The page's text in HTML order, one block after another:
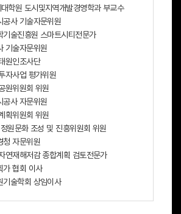
대학원 도시및지역개발경영학과 부교수
공사 기술자문위원
기술진흥원 스마트시티전문가
기술자문위원
원인조사단
자사업 평가위원
원위원회 위원
공사 자문위원
획위원회 위원
원문화 조성 및 진흥위원회 위원
청 자문위원
연재해저감 종합계획 검토전문가
가 협회 이사
기술학회 상임이사